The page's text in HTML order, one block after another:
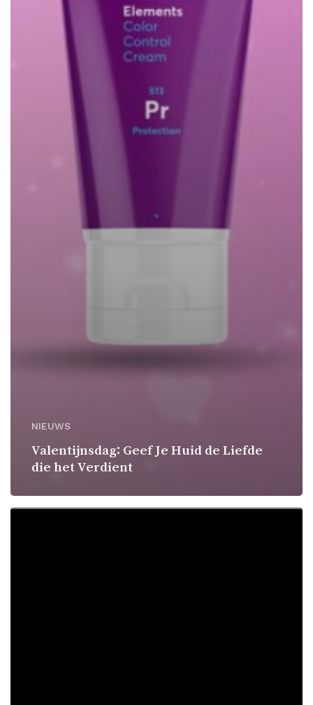
NIEUWS
Valentijnsdag: Geef Je Huid de Liefde
die het Verdient